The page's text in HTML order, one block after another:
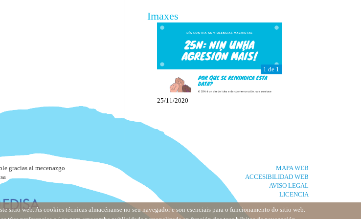
Imaxes
1 de 1
25/11/2020
gracias al mecenazgo
MAPA WEB
ACCESIBILIDAD WEB
AVISO LEGAL
LICENCIA
sitio web. As cookies técnicas almacénanse no seu navegador e son esenciais para o funcionamento do sitio web.